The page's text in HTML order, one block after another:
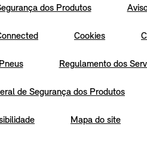
dos Produtos
Cookies
Regulamento dos
de Segurança dos Produtos
Mapa do site